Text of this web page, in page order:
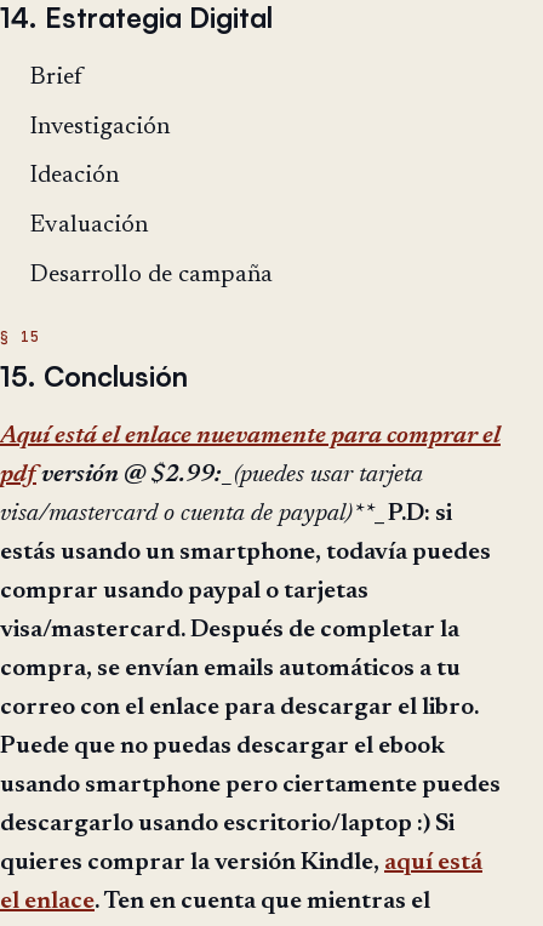
14. Estrategia Digital
Brief
Investigación
Ideación
Evaluación
Desarrollo de campaña
15. Conclusión
Aquí está el enlace nuevamente para comprar el
pdfversión @ $2.99: _ (puedes usar tarjeta
visa/mastercard o cuenta de paypal)**_ P.D: si
estás usando un smartphone, todavía puedes
comprar usando paypal o tarjetas
visa/mastercard. Después de completar la
compra, se envían emails automáticos a tu
correo con el enlace para descargar el libro.
Puede que no puedas descargar el ebook
usando smartphone pero ciertamente puedes
descargarlo usando escritorio/laptop :) Si
quieres comprar laversión Kindle, aquí está
el enlace. Ten en cuenta que mientras el